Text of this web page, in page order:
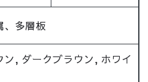
、多層板
ン, ダークブラウン, ホワイ